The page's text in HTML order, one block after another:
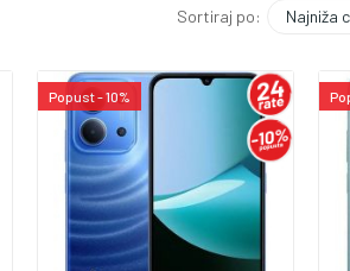
Sortiraj po: Najniža
Popust - 10%